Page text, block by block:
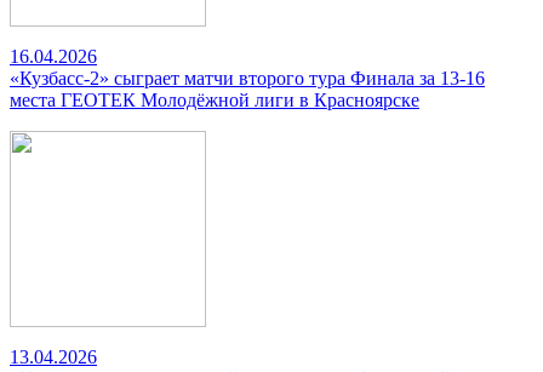
16.04.2026
«Кузбасс-2» сыграет матчи второго тура Финала за 13-16
места ГЕОТЕК Молодёжной лиги в Красноярске
13.04.2026